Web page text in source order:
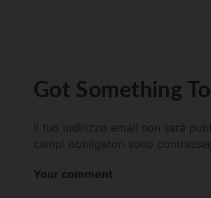
Got Something
Il tuo indirizzo email non sarà
campi obbligatori sono
Your comment